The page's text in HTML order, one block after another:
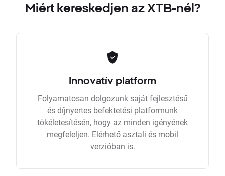
Miért kereskedjen az XTB-nél?
Innovatív platform
Folyamatosan dolgozunk saját fejlesztésű
és díjnyertes befektetési platformunk
tökéletesítésén, hogy az minden igényének
megfeleljen. Elérhető asztali és mobil
verzióban is.